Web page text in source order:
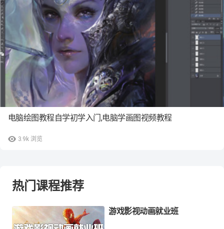
3.9k 浏览
电脑绘图教程自学初学入门,电脑学画图视频教程
热门课程推荐
游戏影视动画就业班